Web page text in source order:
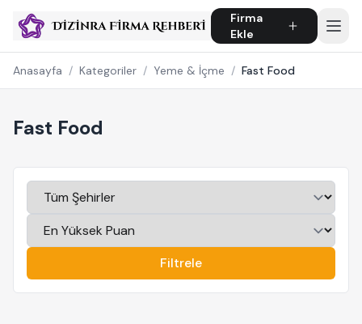
Firma
Ekle
Anasayfa / Kategoriler / Yeme & İçme / Fast Food
Fast Food
Filtrele